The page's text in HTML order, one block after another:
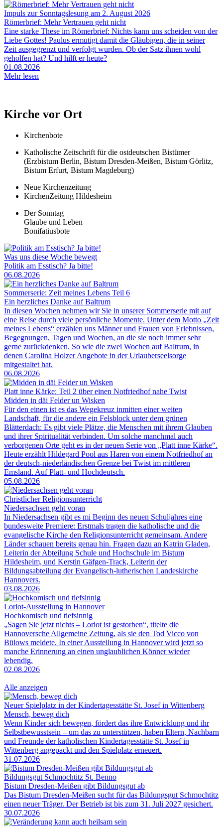
Impuls zur Sonntagslesung am 2. August 2026
Römerbrief: Mehr Vertrauen geht nicht
Eine starke These im Römerbrief: Nichts kann uns scheiden von der
Liebe Gottes! Paulus ermutigt damit die Gläubigen, die in seiner
Zeit ausgegrenzt und verfolgt wurden. Ob der Satz ihnen wohl
geholfen hat? Und hilft er heute?
01.08.2026
Mehr lesen
Kirche vor Ort
Kirchenbote
Katholische Zeitschrift für die ostdeutschen Bistümer
(Erzbistum Berlin, Bistum Dresden-Meißen, Bistum Görlitz,
Bistum Erfurt, Bistum Magdeburg)
Neue Kirchenzeitung
KirchenZeitung Hildesheim
Der Sonntag
Glaube und Leben
Bonifatiusbote
Was uns diese Woche bewegt
Politik am Esstisch? Ja bitte!
06.08.2026
Sommerserie: Zeit meines Lebens Teil 6
Ein herzliches Danke auf Baltrum
In diesen Wochen nehmen wir Sie in unserer Sommerserie mit auf
eine Reise durch viele persönliche Momente. Unter dem Motto „Zeit
meines Lebens“ erzählen uns Männer und Frauen von Erlebnissen,
Begegnungen, Tagen und Wochen, an die sie noch immer sehr
gerne zurückdenken. So wie die zwei Wochen auf Baltrum, in
denen Carolina Holzer Angebote in der Urlauberseelsorge
mitgestaltet hat.
06.08.2026
Platt inne Kärke: Teil 2 über einen Notfriedhof nahe Twist
Midden in däi Felder un Wisken
Für den einen ist es das Wegekreuz inmitten einer weiten
Landschaft, für die andere ein Felsblock unter dem grünen
Blätterdach: Es gibt viele Plätze, die Menschen mit ihrem Glauben
und ihrer Spiritualität verbinden. Um solche manchmal auch
verborgenen Orte geht es in der neuen Serie von „Platt inne Kärke“.
Heute erzählt Hildegard Pool aus Haren von einem Notfriedhof an
der deutsch-niederländischen Grenze bei Twist im mittleren
Emsland. Auf Platt- und Hochdeutsch.
05.08.2026
Christlicher Religionsunterricht
Niedersachsen geht voran
In Niedersachsen gibt es mi Beginn des neuen Schuljahres eine
bundesweite Premiere: Erstmals tragen die katholische und die
evangelische Kirche den Religionsunterricht gemeinsam. Andere
Länder schauen bereits genau hin. Fragen dazu an Katrin Gladen,
Leiterin der Abteilung Schule und Hochschule im Bistum
Hildesheim, und Kerstin Gäfgen-Track, Leiterin der
Bildungsabteilung der Evangelisch-lutherischen Landeskirche
Hannovers.
03.08.2026
Loriot-Ausstellung in Hannover
Hochkomisch und tiefsinnig
„Sagen Sie jetzt nichts – Loriot ist gestorben“, titelte die
Hannoversche Allgemeine Zeitung, als sie den Tod Vicco von
Bülows meldete. In einer Ausstellung in Hannover wird jetzt so
manche Erinnerung an einen unglaublichen Könner wieder
lebendig.
02.08.2026
Alle anzeigen
Neuer Spielplatz in der Kindertagesstätte St. Josef in Wittenberg
Mensch, beweg dich
Wenn Kinder sich bewegen, fördert das ihre Entwicklung und ihr
Selbstbewusstsein – um das zu unterstützen, haben Eltern, Nachbarn
und Freunde der katholischen Kindertagesstätte St. Josef in
Wittenberg angepackt und den Spielplatz erneuert.
31.07.2026
Bildungsgut Schmochtitz St. Benno
Bistum Dresden-Meißen gibt Bildungsgut ab
Das Bistum Dresden-Meißen sucht für das Bildungsgut Schmochtitz
einen neuer Träger. Der Betrieb ist bis zum 31. Juli 2027 gesichert.
30.07.2026